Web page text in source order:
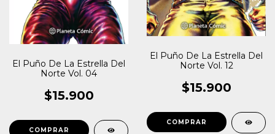
El Puño De La Estrella Del
Norte Vol. 04
$15.900
El Puño De La Estrella Del
Norte Vol. 12
$15.900